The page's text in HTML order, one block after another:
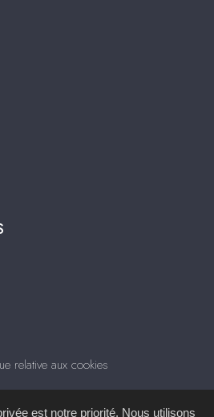
relative aux cookies
est notre priorité. Nous utilisons